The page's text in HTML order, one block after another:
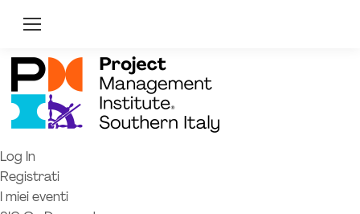
Log In
Registrati
I miei eventi